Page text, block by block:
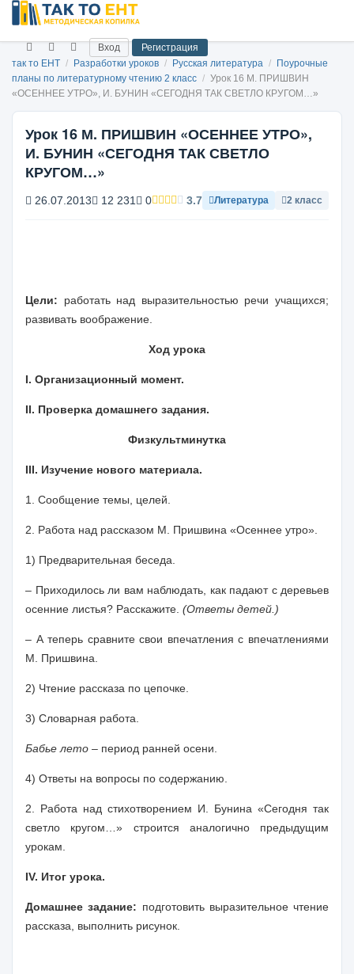
Вход
Регистрация
так то ЕНТ / Разработки уроков / Русская литература /
Поурочные
планы по литературному чтению 2 класс / Урок 16 М. ПРИШВИН
«ОСЕННЕЕ УТРО», И. БУНИН «СЕГОДНЯ ТАК СВЕТЛО КРУГОМ…»
Урок 16 М. ПРИШВИН «ОСЕННЕЕ УТРО»,
И. БУНИН «СЕГОДНЯ ТАК СВЕТЛО
КРУГОМ…»
26.07.2013 12 231 0 3.7 Литература 2 класс
Цели: работать над выразительностью речи учащихся;
развивать воображение.
Ход урока
I. Организационный момент.
II. Проверка домашнего задания.
Физкультминутка
III. Изучение нового материала.
1. Сообщение темы, целей
2. Работа над рассказом М. Пришвина «Осеннее утро».
1) Предварительная беседа.
– Приходилось ли вам наблюдать, как падают с деревьев
осенние листья? Расскажите. (Ответы детей.)
– А теперь сравните свои впечатления с впечатлениями
М. Пришвина.
2) Чтение рассказа по цепочке.
3) Словарная работа.
Бабье лето – период ранней осени.
4) Ответы на вопросы по содержанию.
2. Работа над стихотворением И. Бунина «Сегодня так
светло кругом…» строится аналогично предыдущим
урокам.
IV. Итог урока.
Домашнее задание: подготовить выразительное чтение
рассказа, выполнить рисунок.